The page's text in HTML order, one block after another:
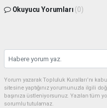
Okuyucu Yorumları (0)
Yorum yazarak Topluluk Kuralları’nı
sitesine yaptığınız yorumunuzla ilgili
başınıza üstleniyorsunuz. Yazılan
sorumlu tutulamaz.